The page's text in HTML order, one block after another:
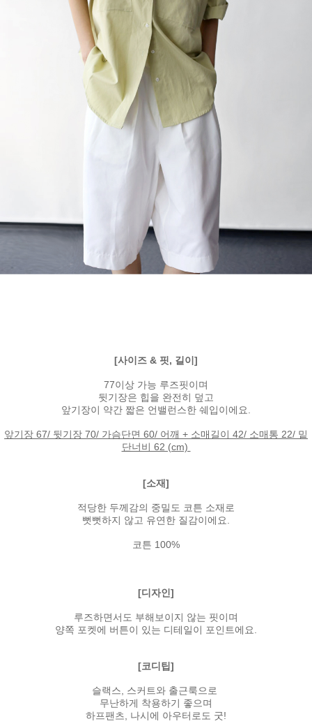
[사이즈 & 핏, 길이]
77이상 가능 루즈핏이며
뒷기장은 힙을 완전히 덮고
앞기장이 약간 짧은 언밸런스한 쉐입이에요.
앞기장 67/ 뒷기장 70/ 가슴단면 60/ 어깨 + 소매길이 42/ 소매통 22/ 밑
단너비 62 (cm)
[소재]
적당한 두께감의 중밀도 코튼 소재로
뻣뻣하지 않고 유연한 질감이에요.
코튼 100%
[디자인]
루즈하면서도 부해보이지 않는 핏이며
양쪽 포켓에 버튼이 있는 디테일이 포인트에요.
[코디팁]
슬랙스, 스커트와 출근룩으로
무난하게 착용하기 좋으며
하프팬츠, 나시에 아우터로도 굿!